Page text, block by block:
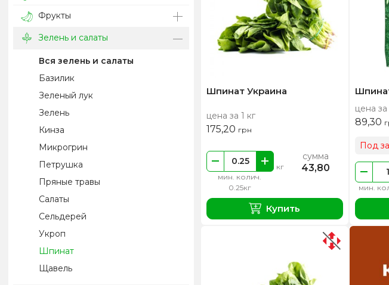
Фрукты
Зелень и салаты
Вся зелень и салаты
Базилик
Зеленый лук
Зелень
Кинза
Микрогрин
Петрушка
Пряные травы
Салаты
Сельдерей
Укроп
Шпинат
Щавель
Шпинат Украина
цена за 1 кг
175,20 грн
мин. колич.
0.25кг
кг
сумма
43,80
Купить
цена
89,30
Под
мин.